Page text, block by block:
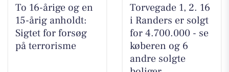
To 16-årige og en
15-årig anholdt:
Sigtet for forsøg
på terrorisme
Torvegade 1, 2. 16
i Randers er solgt
for 4.700.000 - se
køberen og 6
andre solgte